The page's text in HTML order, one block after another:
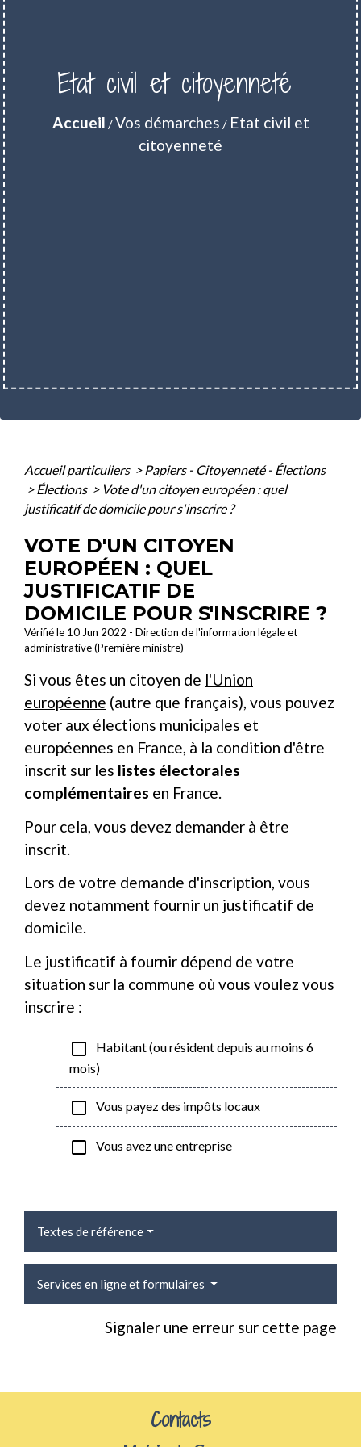
Etat civil et citoyenneté
Accueil /Vos démarches / Etat civil et
citoyenneté
Accueil particuliers > Papiers - Citoyenneté - Élections
> Élections > Vote d'un citoyen européen : quel
justificatif de domicile pour s'inscrire ?
VOTE D'UN CITOYEN
EUROPÉEN : QUEL
JUSTIFICATIF DE
DOMICILE POUR S'INSCRIRE ?
Vérifié le 10 Jun 2022 - Direction de l'information légale et
administrative (Première ministre)
Si vous êtes un citoyen de l'Union
européenne (autre que français), vous pouvez
voter aux élections municipales et
européennes en France, à la condition d'être
inscrit sur les listes électorales
complémentaires en France.
Pour cela, vous devez demander à être
inscrit.
Lors de votre demande d'inscription, vous
devez notamment fournir un justificatif de
domicile.
Le justificatif à fournir dépend de votre
situation sur la commune où vous voulez vous
inscrire :
check_box_outline_blank
Habitant (ou résident depuis au moins 6
mois)
check_box_outline_blank Vous payez des impôts locaux
check_box_outline_blank Vous avez une entreprise
Textes de référence
Services en ligne et formulaires
Signaler une erreur sur cette page
Contacts